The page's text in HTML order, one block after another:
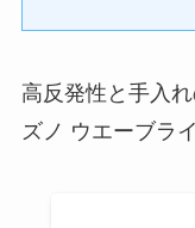
高反発性と手入
ズノ ウエーブラ